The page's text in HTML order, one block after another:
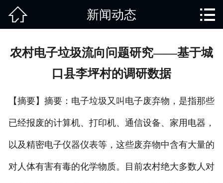
服务项目
新闻动态
 新闻动态 
农村电子垃圾流向问题研究——基于城
口县李坪村的调研数据
【摘要】摘要：电子垃圾又叫电子废弃物，是指那些
已经报废的计算机、打印机、通信设备、家用电器，
以及精密电子仪器仪表等，这些废弃物中含有大量的
对人体有害有毒的化学物质。目前农村绝大多数人对